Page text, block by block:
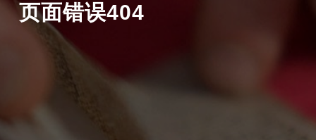
页面错误404